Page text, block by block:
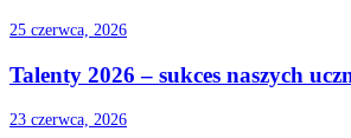
25 czerwca, 2026
Talenty 2026 – sukces naszych
23 czerwca, 2026